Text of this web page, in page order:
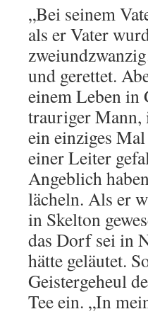
„Bei seinem
als er Vater
und gerettet.
einem Leben in
trauriger Mann,
ein einziges
einer Leiter
Angeblich
lächeln. Als er
in Skelton
das Dorf sei in
hätte geläutet.
Geistergeheul
Tee ein. „In